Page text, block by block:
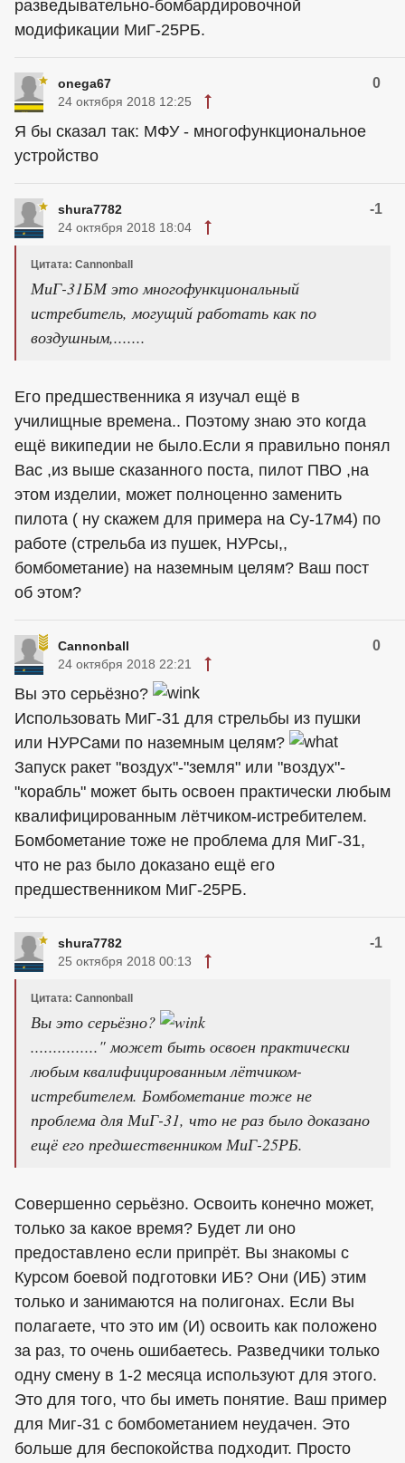
разведывательно-бомбардировочной
модификации МиГ-25РБ.
onega67 0
24 октября 2018 12:25
Я бы сказал так: МФУ - многофункциональное
устройство
shura7782 -1
24 октября 2018 18:04
Цитата: Cannonball
МиГ-31БМ это многофункциональный
истребитель, могущий работать как по
воздушным,.......
Его предшественника я изучал ещё в
училищные времена.. Поэтому знаю это когда
ещё википедии не было.Если я правильно понял
Вас ,из выше сказанного поста, пилот ПВО ,на
этом изделии, может полноценно заменить
пилота ( ну скажем для примера на Су-17м4) по
работе (стрельба из пушек, НУРсы,,
бомбометание) на наземным целям? Ваш пост
об этом?
Cannonball 0
24 октября 2018 22:21
Вы это серьёзно?
Использовать МиГ-31 для стрельбы из пушки
или НУРСами по наземным целям?
Запуск ракет "воздух"-"земля" или "воздух"-
"корабль" может быть освоен практически любым
квалифицированным лётчиком-истребителем.
Бомбометание тоже не проблема для МиГ-31,
что не раз было доказано ещё его
предшественником МиГ-25РБ.
shura7782 -1
25 октября 2018 00:13
Цитата: Cannonball
Вы это серьёзно?
..............." может быть освоен практически
любым квалифицированным лётчиком-
истребителем. Бомбометание тоже не
проблема для МиГ-31, что не раз было доказано
ещё его предшественником МиГ-25РБ.
Совершенно серьёзно. Освоить конечно может,
только за какое время? Будет ли оно
предоставлено если припрёт. Вы знакомы с
Курсом боевой подготовки ИБ? Они (ИБ) этим
только и занимаются на полигонах. Если Вы
полагаете, что это им (И) освоить как положено
за раз, то очень ошибаетесь. Разведчики только
одну смену в 1-2 месяца используют для этого.
Это для того, что бы иметь понятие. Ваш пример
для Миг-31 с бомбометанием неудачен. Это
больше для беспокойства подходит. Просто